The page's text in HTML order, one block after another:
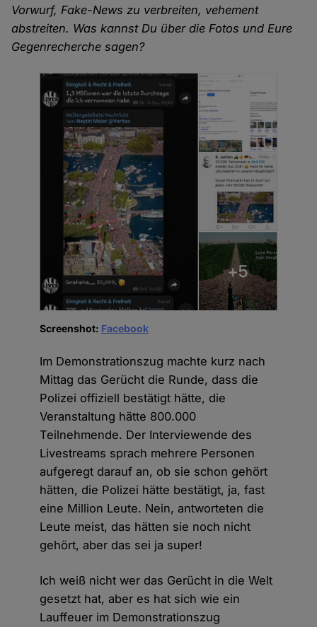
Vorwurf, Fake-News zu verbreiten, vehement
abstreiten. Was kannst Du über die Fotos und Eure
Gegenrecherche sagen?
Screenshot: Facebook
Im Demonstrationszug machte kurz nach
Mittag das Gerücht die Runde, dass die
Polizei offiziell bestätigt hätte, die
Veranstaltung hätte 800.000
Teilnehmende. Der Interviewende des
Livestreams sprach mehrere Personen
aufgeregt darauf an, ob sie schon gehört
hätten, die Polizei hätte bestätigt, ja, fast
eine Million Leute. Nein, antworteten die
Leute meist, das hätten sie noch nicht
gehört, aber das sei ja super!
Ich weiß nicht wer das Gerücht in die Welt
gesetzt hat, aber es hat sich wie ein
Lauffeuer im Demonstrationszug